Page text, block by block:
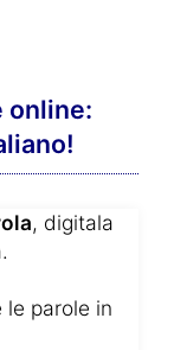
online:
, digitala
parole in